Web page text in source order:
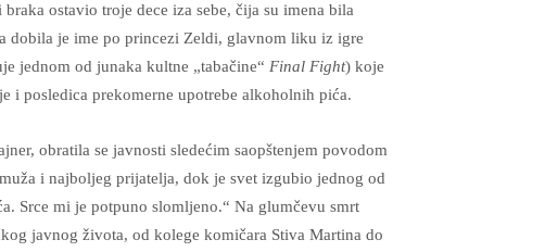
ostavio troje dece iza sebe, čija su imena bila
dobila je ime po princezi Zeldi, glavnom liku iz igre
jednom od junaka kultne „tabačine“ Final Fight) koje
i posledica prekomerne upotrebe alkoholnih pića.
obratila se javnosti sledećim saopštenjem povodom
i najboljeg prijatelja, dok je svet izgubio jednog od
Srce mi je potpuno slomljeno.“ Na glumčevu smrt
javnog života, od kolege komičara Stiva Martina do